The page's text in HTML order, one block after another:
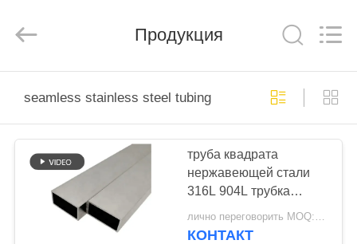
ПРОДУКТЫ
CHINA.
Продукция
seamless stainless steel tubing
труба квадрата
нержавеющей стали
316L 904L трубка
нержавеющей стали 1
дюйма SCH 40
лично переговорить MOQ:1pcs
КОНТАКТ